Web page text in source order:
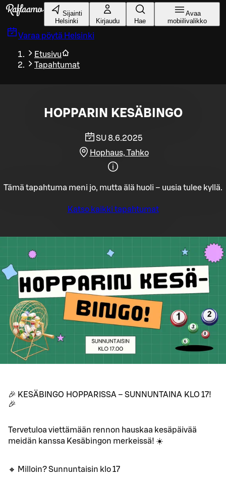
Siirry pääsisältöön
Sijainti
Helsinki
Kirjaudu Hae
Avaa
mobiilivalikko
Varaa pöytä Helsinki
Etusivu
Tapahtumat
HOPPARIN KESÄBINGO
SU 8.6.2025
Hophaus, Tahko
Tämä tapahtuma meni jo, mutta älä huoli – uusia tulee kyllä.
Katso kaikki tapahtumat
🎉 KESÄBINGO HOPPARISSA – SUNNUNTAINA KLO 17!
🎉
Tervetuloa viettämään rennon hauskaa kesäpäivää
meidän kanssa Kesäbingon merkeissä! ☀️
🔸 Milloin? Sunnuntaisin klo 17